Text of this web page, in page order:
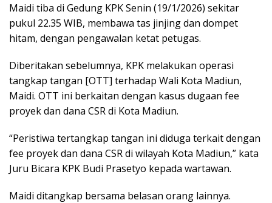
Maidi tiba di Gedung KPK Senin (19/1/2026) sekitar
pukul 22.35 WIB, membawa tas jinjing dan dompet
hitam, dengan pengawalan ketat petugas.
Diberitakan sebelumnya, KPK melakukan operasi
tangkap tangan [OTT] terhadap Wali Kota Madiun,
Maidi. OTT ini berkaitan dengan kasus dugaan fee
proyek dan dana CSR di Kota Madiun.
“Peristiwa tertangkap tangan ini diduga terkait dengan
fee proyek dan dana CSR di wilayah Kota Madiun,” kata
Juru Bicara KPK Budi Prasetyo kepada wartawan.
Maidi ditangkap bersama belasan orang lainnya.